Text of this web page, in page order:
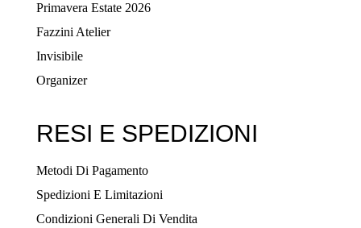
Primavera Estate 2026
Fazzini Atelier
Invisibile
Organizer
RESI E SPEDIZIONI
Metodi Di Pagamento
Spedizioni E Limitazioni
Condizioni Generali Di Vendita